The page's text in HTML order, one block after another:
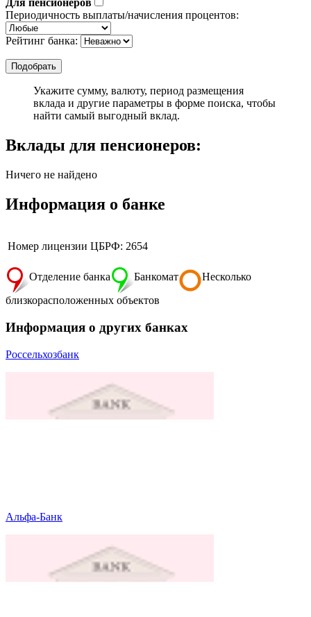
Периодичность выплаты/начисления процентов:
Рейтинг банка:
Укажите сумму, валюту, период размещения
вклада и другие параметры в форме поиска, чтобы
найти самый выгодный вклад.
Вклады для пенсионеров:
Ничего не найдено
Информация о банке
Номер лицензии ЦБРФ: 2654
Отделение банка Банкомат Несколько
близкорасположенных объектов
Информация о других банках
Россельхозбанк
Альфа-Банк